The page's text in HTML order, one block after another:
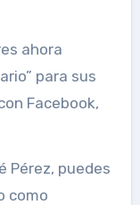
ahora
para sus
Facebook,
Pérez, puedes
como